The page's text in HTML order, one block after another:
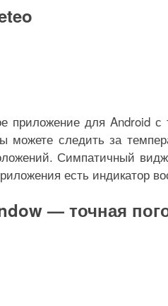
приложение для Android
можете следить за
Симпатичный
есть индикатор
— точная